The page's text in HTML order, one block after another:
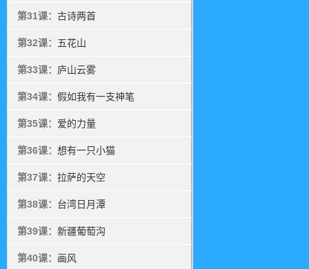
第31课： 古诗两首
第32课： 五花山
第33课： 庐山云雾
第34课： 假如我有一支神笔
第35课： 爱的力量
第36课： 想有一只小猫
第37课： 拉萨的天空
第38课： 台湾日月潭
第39课： 新疆葡萄沟
第40课： 画风